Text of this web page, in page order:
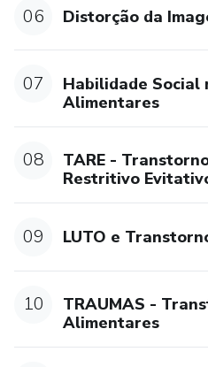
8) Motivando e Engajando seu
a. Compulsão Alimentar
b. Depressão e Compulsão
AVISO: “Este produto não
06 Distorção da
07
Habilidade Social
Alimentares
08
TARE -
Restritivo
09 LUTO e
10
TRAUMAS -
Alimentares